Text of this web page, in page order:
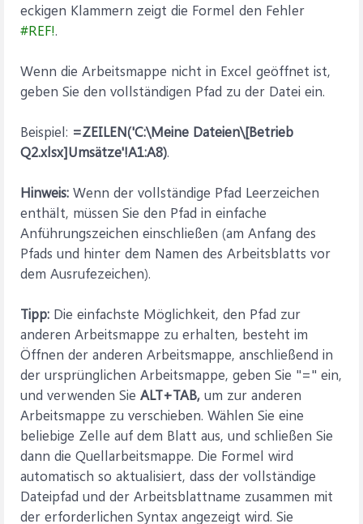
eckigen Klammern zeigt die Formel den Fehler
#REF!.
Wenn die Arbeitsmappe nicht in Excel geöffnet ist,
geben Sie den vollständigen Pfad zu der Datei ein.
Beispiel: =ZEILEN('C:\Meine Dateien\[Betrieb
Q2.xlsx]Umsätze'!A1:A8).
Hinweis: Wenn der vollständige Pfad Leerzeichen
enthält, müssen Sie den Pfad in einfache
Anführungszeichen einschließen (am Anfang des
Pfads und hinter dem Namen des Arbeitsblatts vor
dem Ausrufezeichen).
Tipp: Die einfachste Möglichkeit, den Pfad zur
anderen Arbeitsmappe zu erhalten, besteht im
Öffnen der anderen Arbeitsmappe, anschließend in
der ursprünglichen Arbeitsmappe, geben Sie "=" ein,
und verwenden Sie ALT+TAB, um zur anderen
Arbeitsmappe zu verschieben. Wählen Sie eine
beliebige Zelle auf dem Blatt aus, und schließen Sie
dann die Quellarbeitsmappe. Die Formel wird
automatisch so aktualisiert, dass der vollständige
Dateipfad und der Arbeitsblattname zusammen mit
der erforderlichen Syntax angezeigt wird. Sie